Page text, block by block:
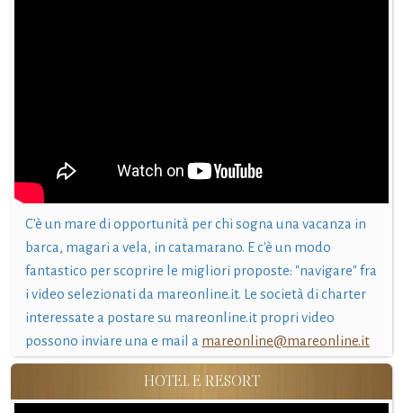
C'è un mare di opportunità per chi sogna una vacanza in
barca, magari a vela, in catamarano. E c'è un modo
fantastico per scoprire le migliori proposte: "navigare" fra
i video selezionati da mareonline.it. Le società di charter
interessate a postare su mareonline.it propri video
possono inviare una e mail a mareonline@mareonline.it
HOTEL E RESORT